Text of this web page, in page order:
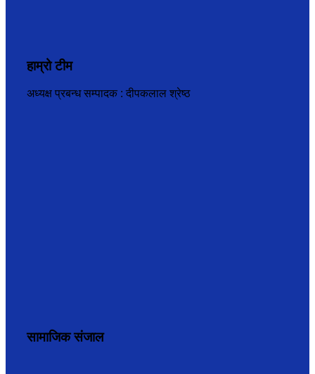
हाम्रो टीम
अध्यक्ष प्रबन्ध सम्पादक : दीपकलाल श्रेष्ठ
सामाजिक संजाल